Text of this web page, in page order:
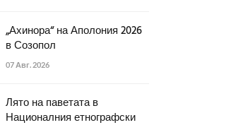
„Ахинора“ на Аполония 2026
в Созопол
07 Авг. 2026
Лято на паветата в
Националния етнографски